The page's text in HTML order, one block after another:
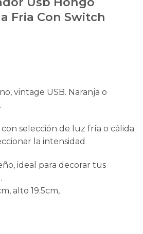
Fria Con Switch
vintage USB. Naranja o
selección de luz fría o cálida
la intensidad
ideal para decorar tus
alto 19.5cm,